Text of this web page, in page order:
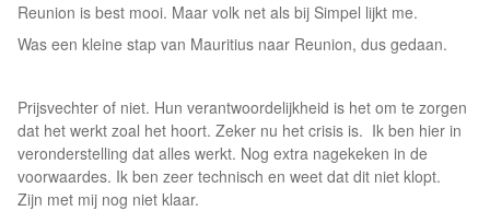
Reunion is best mooi. Maar volk net als bij Simpel lijkt me.
Was een kleine stap van Mauritius naar Reunion, dus gedaan.
Prijsvechter of niet. Hun verantwoordelijkheid is het om te zorgen
dat het werkt zoal het hoort. Zeker nu het crisis is. Ik ben hier in
veronderstelling dat alles werkt. Nog extra nagekeken in de
voorwaardes. Ik ben zeer technisch en weet dat dit niet klopt.
Zijn met mij nog niet klaar.